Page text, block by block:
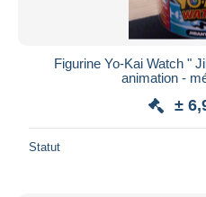
Figurine Yo-Kai Watch "
animation -
±
Statut